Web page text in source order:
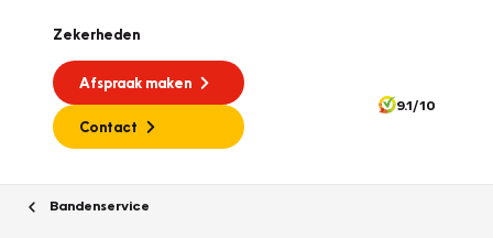
Zekerheden
Afspraak maken
Contact
9.1/10
Bandenservice